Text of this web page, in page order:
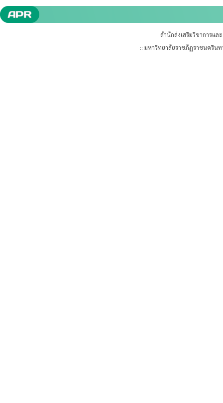
สำนักส่งเสริมวิชาการแ
:: มหาวิทยาลัยราชภัฏราชนคริน